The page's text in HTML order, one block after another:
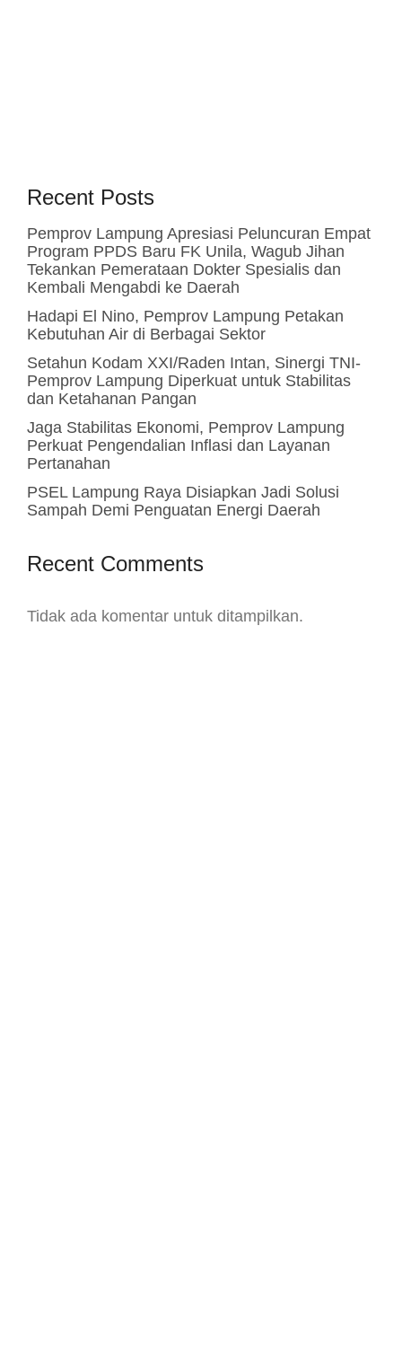
Recent Posts
Pemprov Lampung Apresiasi Peluncuran Empat
Program PPDS Baru FK Unila, Wagub Jihan
Tekankan Pemerataan Dokter Spesialis dan
Kembali Mengabdi ke Daerah
Hadapi El Nino, Pemprov Lampung Petakan
Kebutuhan Air di Berbagai Sektor
Setahun Kodam XXI/Raden Intan, Sinergi TNI-
Pemprov Lampung Diperkuat untuk Stabilitas
dan Ketahanan Pangan
Jaga Stabilitas Ekonomi, Pemprov Lampung
Perkuat Pengendalian Inflasi dan Layanan
Pertanahan
PSEL Lampung Raya Disiapkan Jadi Solusi
Sampah Demi Penguatan Energi Daerah
Recent Comments
Tidak ada komentar untuk ditampilkan.